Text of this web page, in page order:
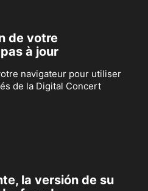
de votre
à jour
navigateur pour utiliser
de la Digital Concert
la versión de su